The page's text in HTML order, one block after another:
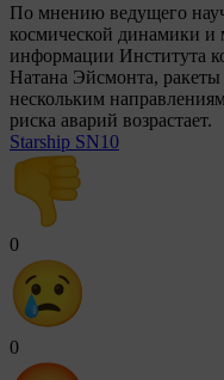
По мнению ведущего
космической динамики и
информации Института
Натана Эйсмонта,
нескольким
риска аварий возрастает.
Starship SN10
0
0